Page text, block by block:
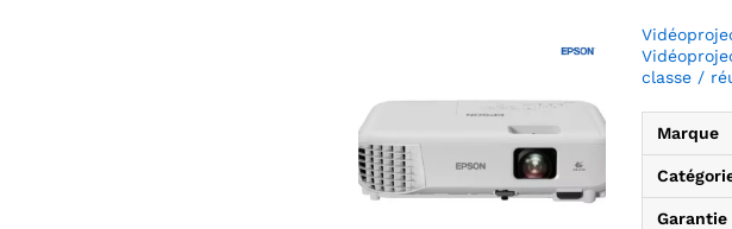
classe /
Marque
Garantie